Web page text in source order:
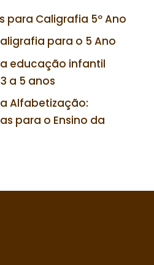
para Caligrafia 5º Ano
para o 5 Ano
educação infantil
a 5 anos
Alfabetização:
para o Ensino da